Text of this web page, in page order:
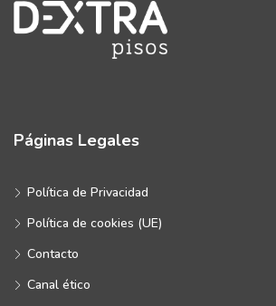
Páginas Legales
Política de Privacidad
Política de cookies (UE)
Contacto
Canal ético